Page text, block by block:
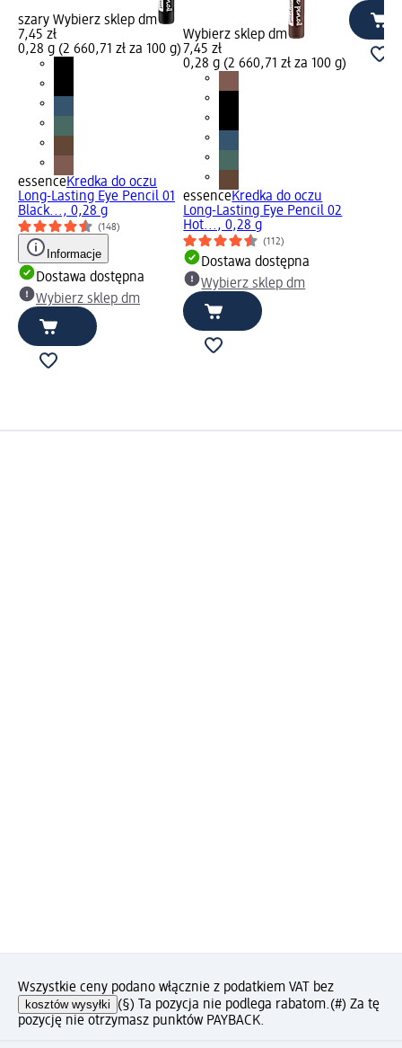
szary Wybierz sklep dm
7,45 zł
0,28 g (2 660,71 zł za 100 g)
essenceKredka do oczu
Long-Lasting Eye Pencil 01
Black..., 0,28 g
(148)
Informacje
Dostawa dostępna
Wybierz sklep dm
Wybierz sklep dm
7,45 zł
0,28 g (2 660,71 zł za 100 g)
essenceKredka do oczu
Long-Lasting Eye Pencil 02
Hot..., 0,28 g
(112)
Dostawa dostępna
Wybierz sklep dm
Wszystkie ceny podano włącznie z podatkiem VAT bez
kosztów wysyłki (§) Ta pozycja nie podlega rabatom.(#) Za tę
pozycję nie otrzymasz punktów PAYBACK.